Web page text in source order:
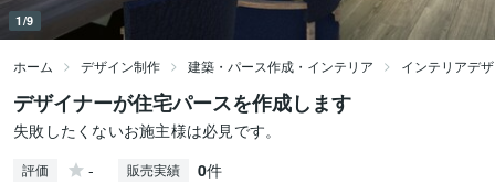
1/9
ホーム デザイン制作 建築・パース作成・インテリア インテリアデ
デザイナーが住宅パースを作成します
失敗したくないお施主様は必見です。
評価 - 販売実績 0件